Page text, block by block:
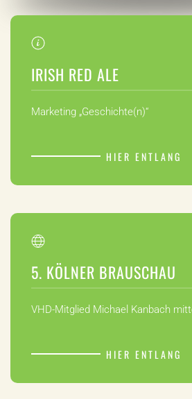
IRISH RED ALE
Marketing „Geschichte(n)“
HIER ENTLANG
5. KÖLNER BRAUSCHAU
VHD-Mitglied Michael Kanbach
HIER ENTLANG